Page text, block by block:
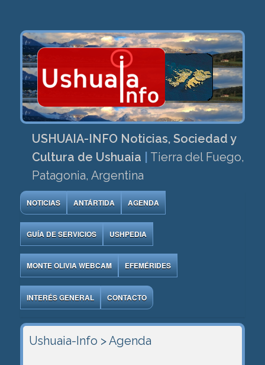
USHUAIA-INFO Noticias, Sociedad y
Cultura de Ushuaia
Tierra del Fuego,
Patagonia, Argentina
NOTICIAS ANTÁRTIDA AGENDA
GUÍA DE SERVICIOS USHPEDIA
MONTE OLIVIA WEBCAM EFEMÉRIDES
INTERÉS GENERAL CONTACTO
Ushuaia-Info > Agenda